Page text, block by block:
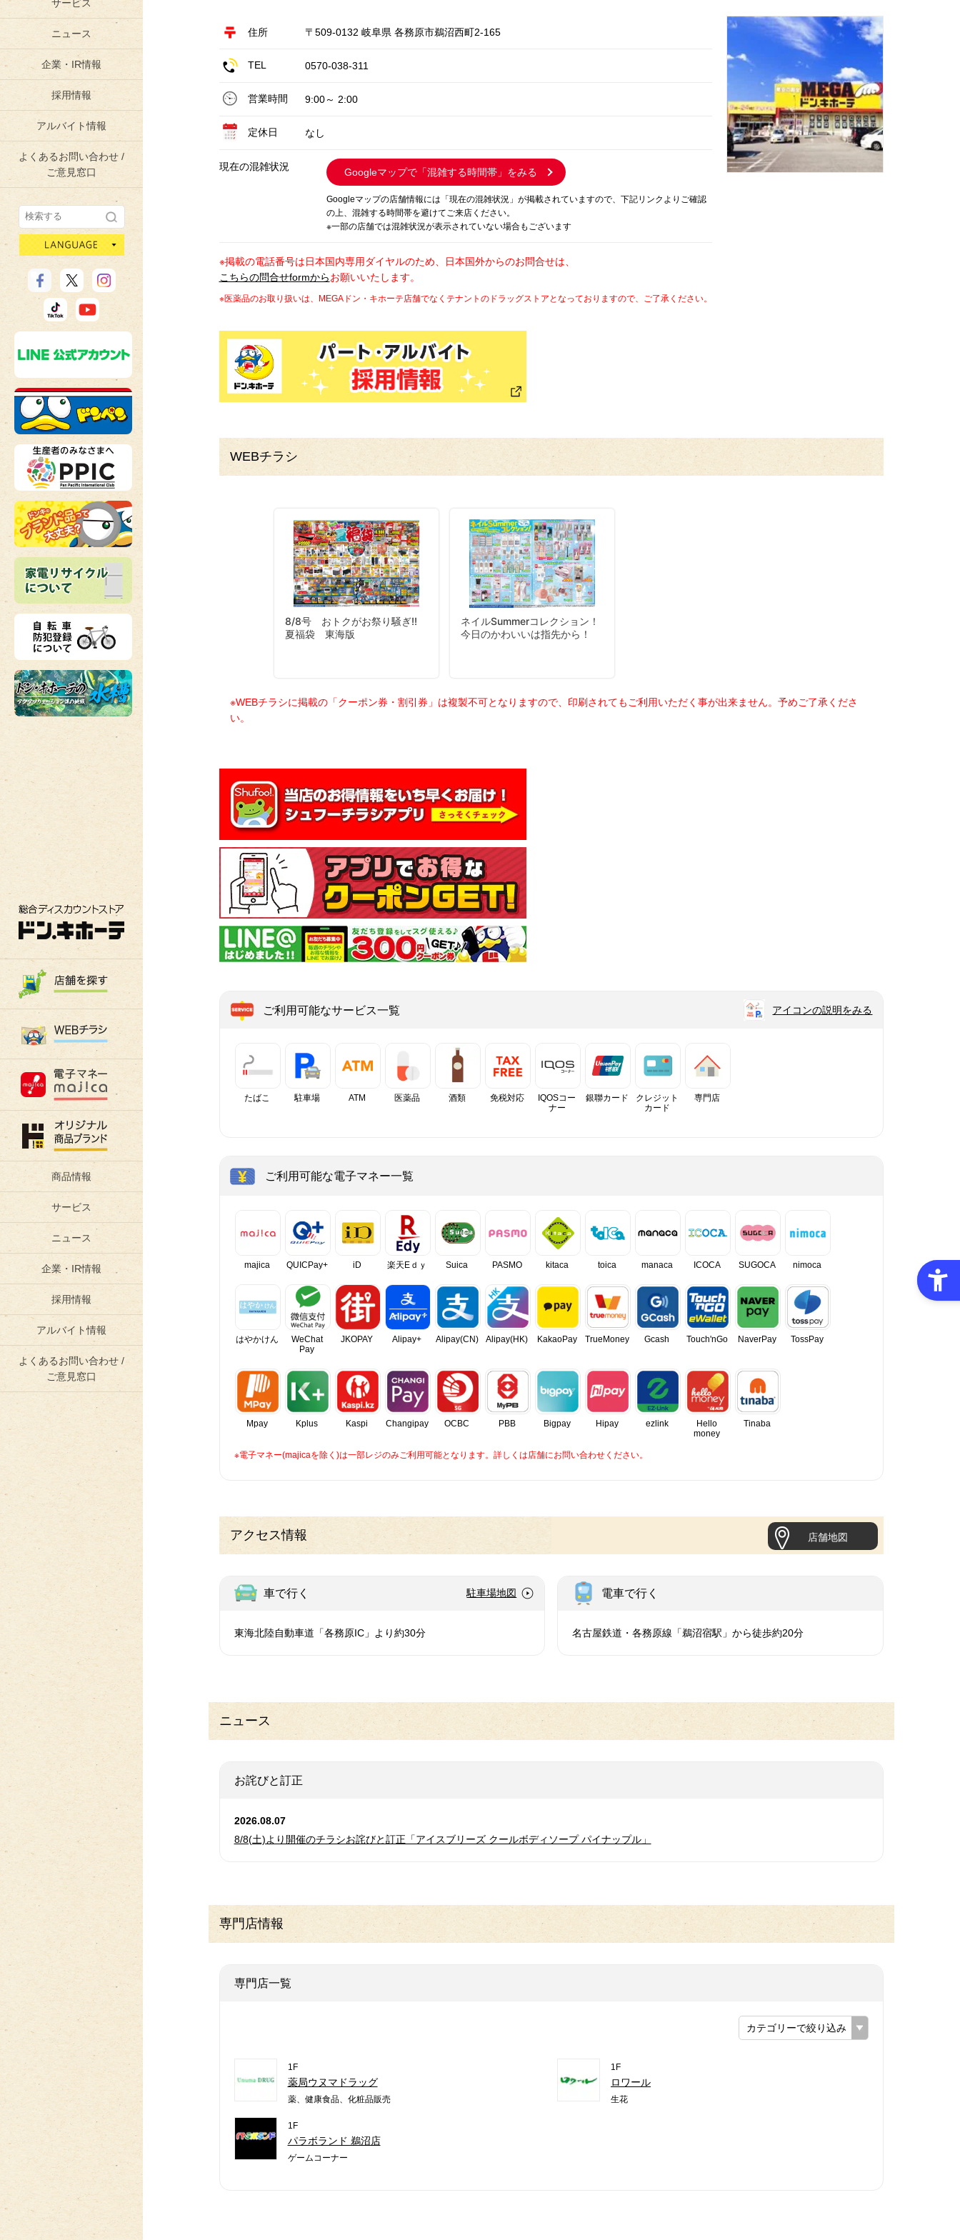
サービス
ニュース
企業・IR情報
採用情報
アルバイト情報
よくあるお問い合わせ /
ご意見窓口
総合ディスカウントストア ドン・キホーテ
商品情報
サービス
ニュース
企業・IR情報
採用情報
アルバイト情報
よくあるお問い合わせ /
ご意見窓口
住所 〒509-0132 岐阜県 各務原市鵜沼西町2-165
TEL 0570-038-311
営業時間 9:00～ 2:00
定休日 なし
現在の混雑状況 Googleマップで「混雑する時間帯」をみる
Googleマップの店舗情報には「現在の混雑状況」が掲載されていますので、下記リンクよりご確認
の上、混雑する時間帯を避けてご来店ください。
※一部の店舗では混雑状況が表示されていない場合もございます
※掲載の電話番号は日本国内専用ダイヤルのため、日本国外からのお問合せは、
こちらの問合せformからお願いいたします。
※医薬品のお取り扱いは、MEGAドン・キホーテ店舗でなくテナントのドラッグストアとなっておりますので、ご了承ください。
WEBチラシ
※WEBチラシに掲載の「クーポン券・割引券」は複製不可となりますので、印刷されてもご利用いただく事が出来ません。予めご了承くださ
い。
ご利用可能なサービス一覧 アイコンの説明をみる
たばこ 駐車場 ATM 医薬品 酒類 免税対応
IQOSコー
ナー
銀聯カード
クレジット
カード
専門店
ご利用可能な電子マネー一覧
majica QUICPay+ iD 楽天Eｄｙ Suica PASMO kitaca toica manaca ICOCA SUGOCA nimoca
はやかけん
WeChat
Pay
JKOPAY Alipay+ Alipay(CN) Alipay(HK) KakaoPay TrueMoney Gcash Touch'nGo NaverPay TossPay
Mpay Kplus Kaspi Changipay OCBC PBB Bigpay Hipay ezlink
Hello
money
Tinaba
※電子マネー(majicaを除く)は一部レジのみご利用可能となります。詳しくは店舗にお問い合わせください。
アクセス情報 店舗地図
車で行く 駐車場地図
東海北陸自動車道「各務原IC」より約30分
電車で行く
名古屋鉄道・各務原線「鵜沼宿駅」から徒歩約20分
ニュース
お詫びと訂正
2026.08.07
8/8(土)より開催のチラシお詫びと訂正「アイスブリーズ クールボディソープ パイナップル」
専門店情報
専門店一覧
カテゴリーで絞り込み
1F
薬局ウヌマドラッグ
薬、健康食品、化粧品販売
1F
ロワール
生花
1F
パラボランド 鵜沼店
ゲームコーナー